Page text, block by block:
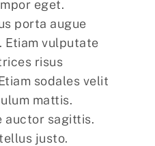
eget.
porta augue
Etiam vulputate
risus
sodales velit
mattis.
auctor sagittis.
justo.